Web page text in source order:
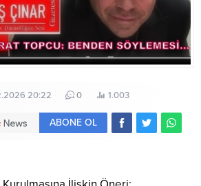
20:22 0 1.003
ABONE OL